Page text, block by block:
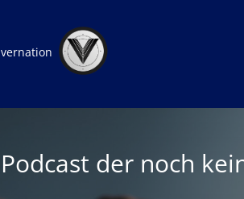
vernation
Podcast der noch